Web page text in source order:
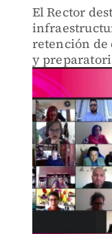
El Rector
retención de
y